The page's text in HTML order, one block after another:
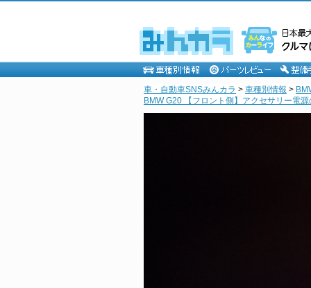
車・自動車SNSみんカラ > 車種別情報 >
BMW G20 【フロント側】アクセサリー電